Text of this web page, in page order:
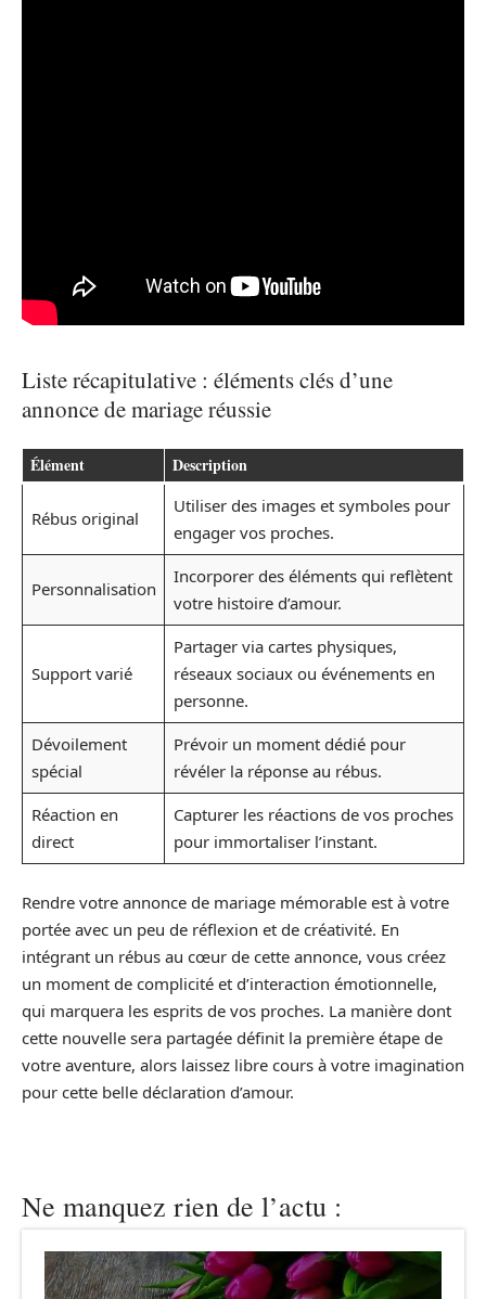
Liste récapitulative : éléments clés d’une
annonce de mariage réussie
Élément Description
Rébus original
Utiliser des images et symboles pour
engager vos proches.
Personnalisation
Incorporer des éléments qui reflètent
votre histoire d’amour.
Support varié
Partager via cartes physiques,
réseaux sociaux ou événements en
personne.
Dévoilement
spécial
Prévoir un moment dédié pour
révéler la réponse au rébus.
Réaction en
direct
Capturer les réactions de vos proches
pour immortaliser l’instant.
Rendre votre annonce de mariage mémorable est à votre
portée avec un peu de réflexion et de créativité. En
intégrant un rébus au cœur de cette annonce, vous créez
un moment de complicité et d’interaction émotionnelle,
qui marquera les esprits de vos proches. La manière dont
cette nouvelle sera partagée définit la première étape de
votre aventure, alors laissez libre cours à votre imagination
pour cette belle déclaration d’amour.
Ne manquez rien de l’actu :